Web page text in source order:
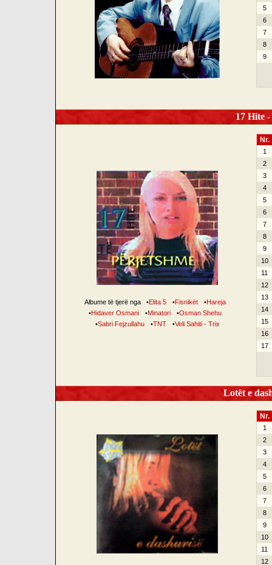
5
6
7
8
9
17 Hite
Albume të tjerë nga •Elita 5 •Fisnikët •Hareja
•Hidaver Osmani •Minatori •Osman Shehu
•Sabri Fejzullahu •TNT •Veli Sahiti - Trix
Nr.
1
2
3
4
5
6
7
8
9
10
11
12
13
14
15
16
17
Lotët e
Nr.
1
2
3
4
5
6
7
8
9
10
11
12